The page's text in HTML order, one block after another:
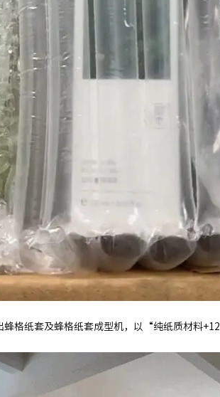
蜂格纸套及蜂格纸套成型机，以“纯纸质材料